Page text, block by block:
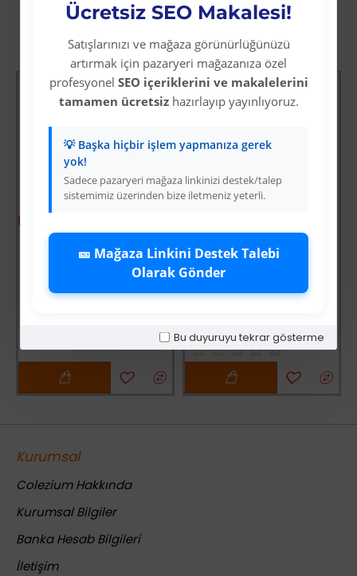
Ücretsiz SEO Makalesi!
Satışlarınızı ve mağaza görünürlüğünüzü
artırmak için pazaryeri mağazanıza özel
profesyonel SEO içeriklerini ve makalelerini
tamamen ücretsizhazırlayıp yayınlıyoruz.
💡 Başka hiçbir işlem yapmanıza gerek
yok!
Sadece pazaryeri mağaza linkinizi destek/talep
sistemimiz üzerinden bize iletmeniz yeterli.
🎫 Mağaza Linkini Destek Talebi
Olarak Gönder
Bu duyuruyu tekrar gösterme
Diğer Kategori Ürünleri
Üyelere Özel Fiyat -64 %
Fırtına Yaklaşırken
Kurumsal
Colezium Hakkında
Kurumsal Bilgiler
Banka Hesab Bilgileri
İletişim